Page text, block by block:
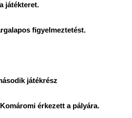
játékteret.
figyelmeztetést.
játékrész
érkezett a pályára.